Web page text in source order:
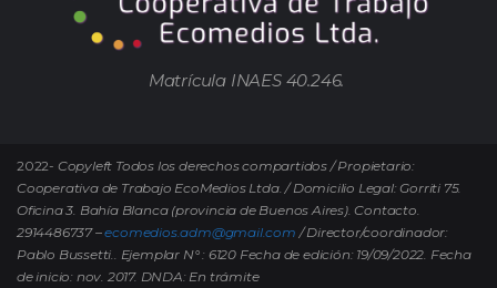
Matrícula INAES 40.246.
2022- Copyleft Todos los derechos compartidos / Propietario:
Cooperativa de Trabajo EcoMedios Ltda. / Domicilio Legal: Gorriti 75.
Oficina 3. Bahía Blanca (provincia de Buenos Aires). Contacto.
2914486737 –ecomedios.adm@gmail.com / Director/coordinador:
Pablo Bussetti.. Ejemplar N° : 6120 Fecha de edición: 19/09/2022. Fecha
de inicio: nov. 2017. DNDA: En trámite